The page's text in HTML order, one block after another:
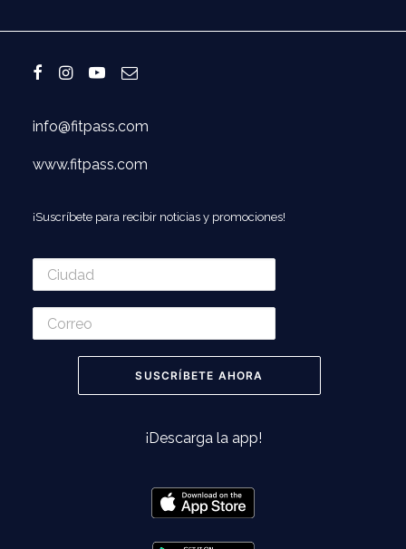
info@fitpass.com
www.fitpass.com
¡Suscríbete para recibir noticias y promociones!
¡Descarga la app!